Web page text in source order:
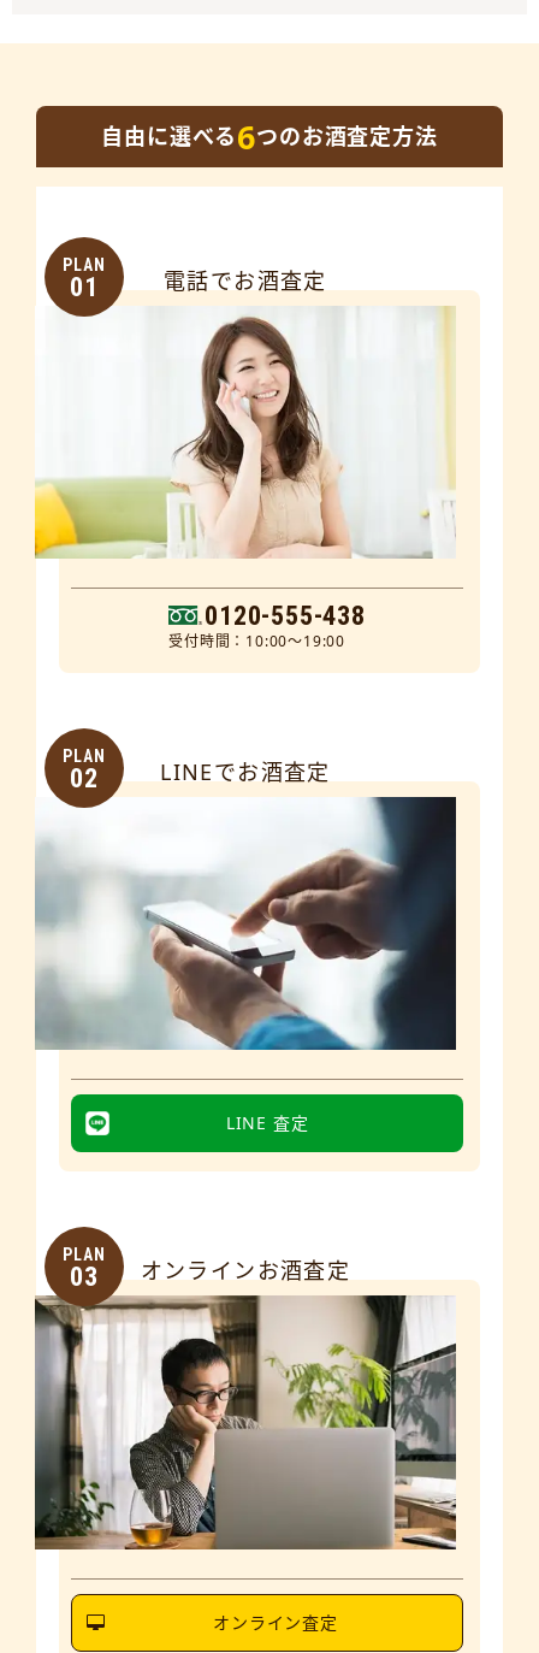
自由に選べる6つのお酒査定方法
PLAN
01 電話でお酒査定
0120-555-438
受付時間：10:00～19:00
PLAN
02 LINEでお酒査定
LINE 査定
PLAN
03 オンラインお酒査定
オンライン査定